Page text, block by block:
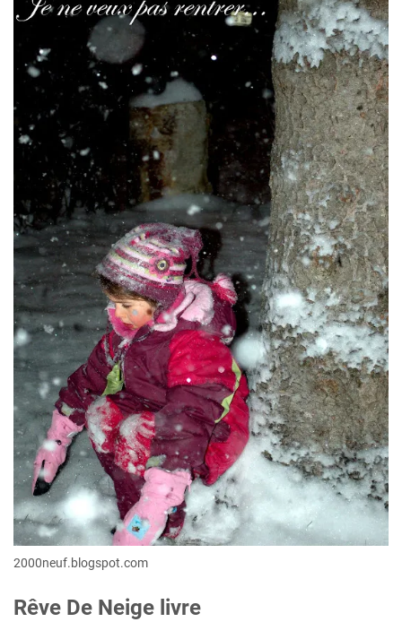
2000neuf.blogspot.com
Rêve De Neige livre